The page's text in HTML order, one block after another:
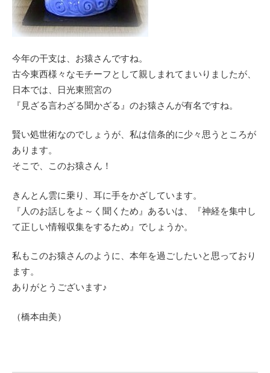
今年の干支は、お猿さんですね。
古今東西様々なモチーフとして親しまれてまいりましたが、
日本では、日光東照宮の
『見ざる言わざる聞かざる』のお猿さんが有名ですね。
賢い処世術なのでしょうが、私は信条的に少々思うところが
あります。
そこで、このお猿さん！
きんとん雲に乗り、耳に手をかざしています。
『人のお話しをよ～く聞くため』あるいは、『神経を集中し
て正しい情報収集をするため』でしょうか。
私もこのお猿さんのように、本年を過ごしたいと思っており
ます。
ありがとうございます♪
（橋本由美）